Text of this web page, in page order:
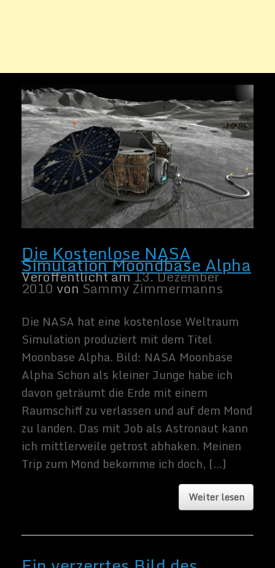
Die NASA hat eine kostenlose Weltraum
Simulation produziert mit dem Titel
Moonbase Alpha. Bild: NASA Moonbase
Alpha Schon als kleiner Junge habe ich
davon geträumt die Erde mit einem
Raumschiff zu verlassen und auf dem Mond
zu landen. Das mit Job als Astronaut kann
ich mittlerweile getrost abhaken. Meinen
Trip zum Mond bekomme ich doch, […]
Weiter lesen
Ein verzerrtes Bild des
Vollmondes
Veröffentlicht am14. November
von Sammy Zimmermanns
Das ist doch mal ein richtig cooles Bild, das
Mondaufgang von der ISS aus. Jetzt fehlen
nur noch ein Sternenzerstörer im
Hintergrund und eine Staffel X-Wing
Fighters. Bild: Ein verzerrtes Bild des
Vollmondes von NASA’s Marshall Space
Flight Center Ein verzerrtes Bild des
Vollmondes. Er kreuzt den Horizont […]
Weiter lesen